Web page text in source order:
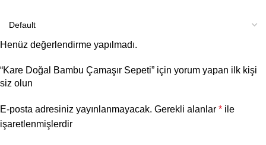
Henüz değerlendirme yapılmadı.
“Kare Doğal Bambu Çamaşır Sepeti” için yorum yapan ilk kişi
siz olun
E-posta adresiniz yayınlanmayacak. Gerekli alanlar * ile
işaretlenmişlerdir